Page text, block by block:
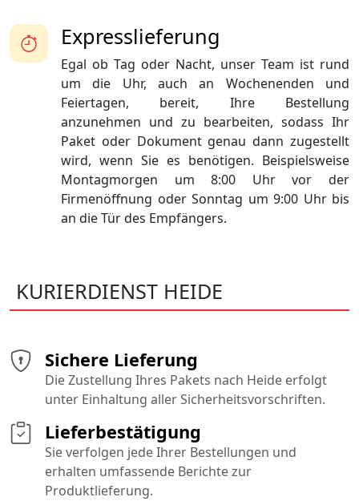
Expresslieferung
Egal ob Tag oder Nacht, unser Team ist rund
um die Uhr, auch an Wochenenden und
Feiertagen, bereit, Ihre Bestellung
anzunehmen und zu bearbeiten, sodass Ihr
Paket oder Dokument genau dann zugestellt
wird, wenn Sie es benötigen. Beispielsweise
Montagmorgen um 8:00 Uhr vor der
Firmenöffnung oder Sonntag um 9:00 Uhr bis
an die Tür des Empfängers.
KURIERDIENST HEIDE
Sichere Lieferung
Die Zustellung Ihres Pakets nach Heide erfolgt
unter Einhaltung aller Sicherheitsvorschriften.
Lieferbestätigung
Sie verfolgen jede Ihrer Bestellungen und
erhalten umfassende Berichte zur
Produktlieferung.